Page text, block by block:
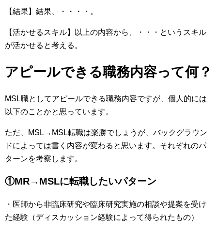
【結果】結果、・・・・。
【活かせるスキル】以上の内容から、・・・というスキル
が活かせると考える。
アピールできる職務内容って何？
MSL職としてアピールできる職務内容ですが、個人的には
以下のことかと思っています。
ただ、MSL→MSL転職は楽勝でしょうが、バックグラウン
ドによっては書く内容が変わると思います。それぞれのパ
ターンを考察します。
①MR→MSLに転職したいパターン
・医師から非臨床研究や臨床研究実施の相談や提案を受け
た経験（ディスカッション経験によって得られたもの）